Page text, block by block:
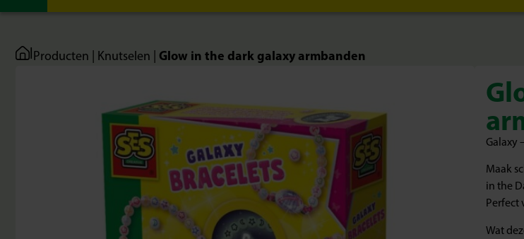
|Producten Knutselen Glow in the dark galaxy armbanden
Galaxy
Maak
in the
Perfect
Wat